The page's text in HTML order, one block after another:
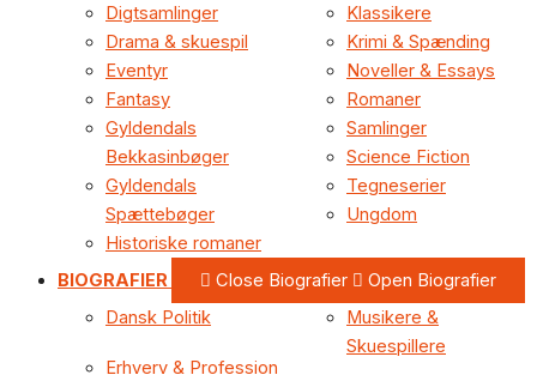
Digtsamlinger
Drama & skuespil
Eventyr
Fantasy
Gyldendals
Bekkasinbøger
Gyldendals
Spættebøger
Historiske romaner
Klassikere
Krimi & Spænding
Noveller & Essays
Romaner
Samlinger
Science Fiction
Tegneserier
Ungdom
BIOGRAFIER Close Biografier
Open Biografier
Dansk Politik
Erhverv & Profession
Musikere &
Skuespillere